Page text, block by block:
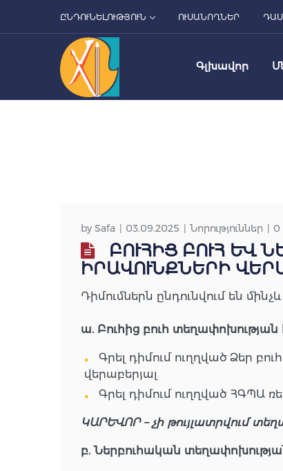
ԸՆԴՈՒՆԵԼՈՒԹՅՈՒՆ ՈՒՍԱՆՈՂՆԵՐ
Գլխավոր
by Safa 03.09.2025 Նորություններ 0
ԲՈՒՀԻՑ ԲՈՒՀ ԵՎ
ԻՐԱՎՈՒՆՔՆԵՐԻ
Դիմումներն ընդունվում են մինչև
ա. Բուհից բուհ
Գրել դիմում ուղղված Ձեր
վերաբերյալ
Գրել դիմում ուղղված ՀԳՊԱ
ԿԱՐԵՎՈՐ – չի թույլատրվում
բ. Ներբուհական